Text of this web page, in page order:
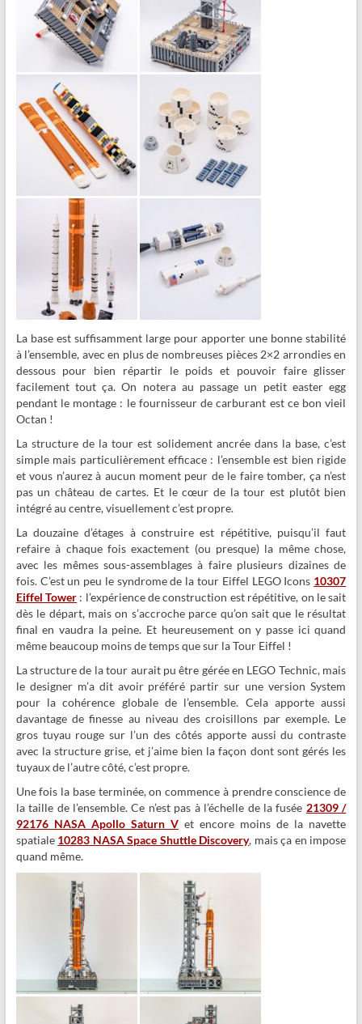
La base est suffisamment large pour apporter une bonne stabilité
à l’ensemble, avec en plus de nombreuses pièces 2×2 arrondies en
dessous pour bien répartir le poids et pouvoir faire glisser
facilement tout ça. On notera au passage un petit easter egg
pendant le montage : le fournisseur de carburant est ce bon vieil
Octan !
La structure de la tour est solidement ancrée dans la base, c’est
simple mais particulièrement efficace : l’ensemble est bien rigide
et vous n’aurez à aucun moment peur de le faire tomber, ça n’est
pas un château de cartes. Et le cœur de la tour est plutôt bien
intégré au centre, visuellement c’est propre.
La douzaine d’étages à construire est répétitive, puisqu’il faut
refaire à chaque fois exactement (ou presque) la même chose,
avec les mêmes sous-assemblages à faire plusieurs dizaines de
fois. C’est un peu le syndrome de la tour Eiffel LEGO Icons 10307
Eiffel Tower : l’expérience de construction est répétitive, on le sait
dès le départ, mais on s’accroche parce qu’on sait que le résultat
final en vaudra la peine. Et heureusement on y passe ici quand
même beaucoup moins de temps que sur la Tour Eiffel !
La structure de la tour aurait pu être gérée en LEGO Technic, mais
le designer m’a dit avoir préféré partir sur une version System
pour la cohérence globale de l’ensemble. Cela apporte aussi
davantage de finesse au niveau des croisillons par exemple. Le
gros tuyau rouge sur l’un des côtés apporte aussi du contraste
avec la structure grise, et j’aime bien la façon dont sont gérés les
tuyaux de l’autre côté, c’est propre.
Une fois la base terminée, on commence à prendre conscience de
la taille de l’ensemble. Ce n’est pas à l’échelle de la fusée 21309 /
92176 NASA Apollo Saturn Vet encore moins de la navette
spatiale 10283 NASA Space Shuttle Discovery, mais ça en impose
quand même.